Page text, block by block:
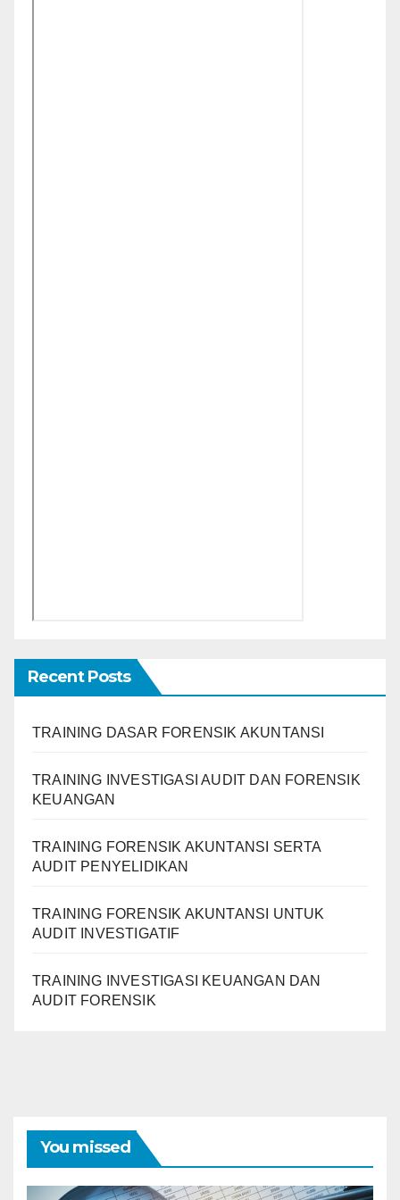
Recent Posts
TRAINING DASAR FORENSIK AKUNTANSI
TRAINING INVESTIGASI AUDIT DAN FORENSIK
KEUANGAN
TRAINING FORENSIK AKUNTANSI SERTA
AUDIT PENYELIDIKAN
TRAINING FORENSIK AKUNTANSI UNTUK
AUDIT INVESTIGATIF
TRAINING INVESTIGASI KEUANGAN DAN
AUDIT FORENSIK
You missed